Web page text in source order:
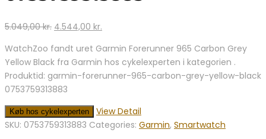
5.049,00kr. Den
pris
var:
5.049,00 kr..
4.544,00 kr.
pris
er:
4.544,00 kr..
WatchZoo fandt uret Garmin Forerunner 965 Carbon Grey
Yellow Black fra Garmin hos cykelexperten i kategorien .
Produktid: garmin-forerunner-965-carbon-grey-yellow-black
0753759313883
Køb hos cykelexperten
View Detail
SKU: 0753759313883 Categories: Garmin, Smartwatch